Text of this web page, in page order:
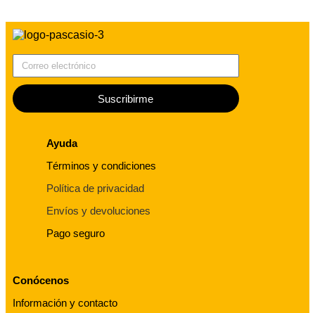
Suscribirme
Ayuda
Términos y condiciones
Política de privacidad
Envíos y devoluciones
Pago seguro
Conócenos
Información y contacto